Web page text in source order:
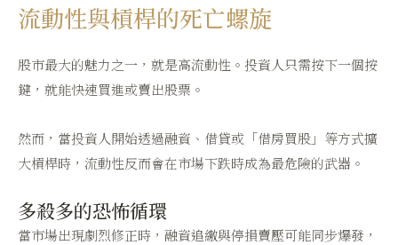
流動性與槓桿的死亡螺旋
股市最大的魅力之一，就是高流動性。投資人只需按下一個按
鍵，就能快速買進或賣出股票。
然而，當投資人開始透過融資、借貸或「借房買股」等方式擴
大槓桿時，流動性反而會在市場下跌時成為最危險的武器。
多殺多的恐怖循環
當市場出現劇烈修正時，融資追繳與停損賣壓可能同步爆發，